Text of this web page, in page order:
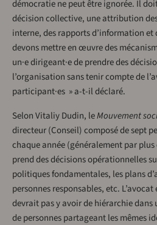
démocratie ne peut être ignorée. Il
décision collective, une attribution
interne, des rapports d’information et
devons mettre en œuvre des
un·e dirigeant·e de prendre des
l’organisation sans tenir compte de
participant·es » a-t-il déclaré.
Selon Vitaliy Dudin, leMouvement
directeur (Conseil) composé de sept
chaque année (généralement par
prend des décisions opérationnelles
politiques fondamentales, les plans
personnes responsables, etc.
devrait pas y avoir de hiérarchie
de personnes partageant les mêmes